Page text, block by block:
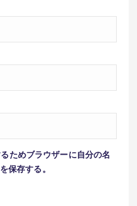
ためブラウザーに自分の名
保存する。